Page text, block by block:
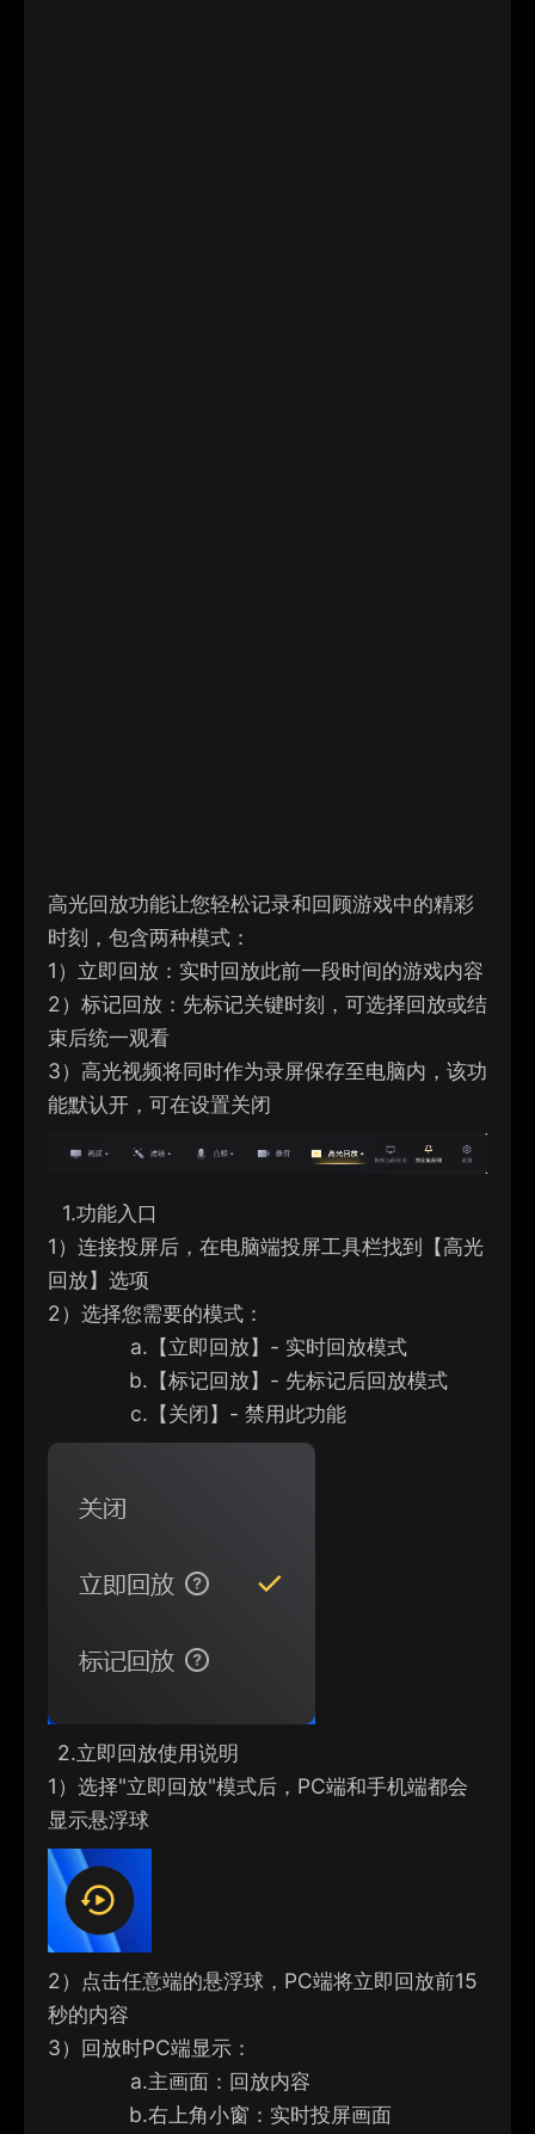
高光回放功能让您轻松记录和回顾游戏中的精彩
时刻，包含两种模式：
1） 立即回放：实时回放此前一段时间的游戏内容
2） 标记回放：先标记关键时刻，可选择回放或结
束后统一观看
3） 高光视频将同时作为录屏保存至电脑内，该功
能默认开，可在设置关闭
1.功能入口
1） 连接投屏后，在电脑端投屏工具栏找到【高光
回放】选项
2） 选择您需要的模式：
a. 【立即回放】- 实时回放模式
b. 【标记回放】- 先标记后回放模式
c. 【关闭】- 禁用此功能
2.立即回放使用说明
1） 选择"立即回放"模式后，PC端和手机端都会
显示悬浮球
2）
点击任意端的悬浮球，PC端将立即回放前15
秒的内容
3） 回放时PC端显示：
a.主画面：回放内容
b.右上角小窗：实时投屏画面